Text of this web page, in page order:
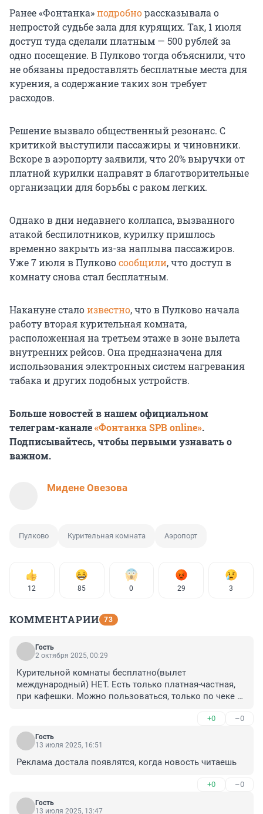
Ранее «Фонтанка»подробнорассказывала о
непростой судьбе зала для курящих. Так, 1 июля
доступ туда сделали платным — 500 рублей за
одно посещение. В Пулково тогда объяснили, что
не обязаны предоставлять бесплатные места для
курения, а содержание таких зон требует
расходов.
Решение вызвало общественный резонанс. С
критикой выступили пассажиры и чиновники.
Вскоре в аэропорту заявили, что 20% выручки от
платной курилки направят в благотворительные
организации для борьбы с раком легких.
Однако в дни недавнего коллапса, вызванного
атакой беспилотников, курилку пришлось
временно закрыть из-за наплыва пассажиров.
Уже 7 июля в Пулковосообщили, что доступ в
комнату снова стал бесплатным.
Накануне сталоизвестно, что в Пулково начала
работу вторая курительная комната,
расположенная на третьем этаже в зоне вылета
внутренних рейсов. Она предназначена для
использования электронных систем нагревания
табака и других подобных устройств.
Больше новостей в нашем официальном
телеграм-канале«Фонтанка SPB online».
Подписывайтесь, чтобы первыми узнавать о
важном.
Мидене Овезова
Пулково Курительная комната Аэропорт
12 85 0 29 3
КОММЕНТАРИИ 73
Гость
2 октября 2025, 00:29
Курительной комнаты бесплатно(вылет
международный) НЕТ. Есть только платная-частная,
при кафешки. Можно пользоваться, только по чеке
+0 –0
Гость
13 июля 2025, 16:51
Реклама достала появлятся, когда новость читаешь
+0 –0
Гость
13 июля 2025, 13:47